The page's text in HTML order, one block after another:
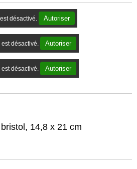
désactivé. Autoriser
est désactivé. Autoriser
est désactivé. Autoriser
14,8 x 21 cm